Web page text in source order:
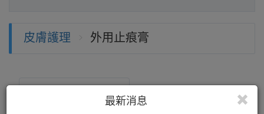
最新消息
皮膚護理 外用止痕膏